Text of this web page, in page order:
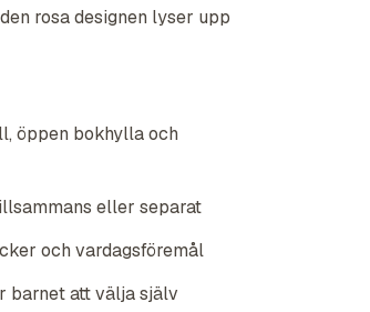
rosa designen lyser upp
öppen bokhylla och
eller separat
och vardagsföremål
barnet att välja själv